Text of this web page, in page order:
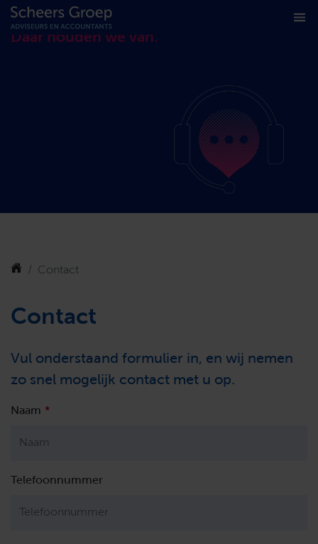
Contact
Daar houden we van.
Contact
Contact
Vul onderstaand formulier in, en wij nemen
zo snel mogelijk contact met u op.
Leave
field
Naam
Telefoonnummer